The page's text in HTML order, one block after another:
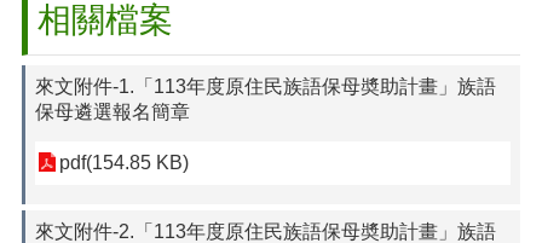
相關檔案
來文附件-1.「113年度原住民族語保母奬助計畫」族語
保母遴選報名簡章
pdf(154.85 KB)
來文附件-2.「113年度原住民族語保母奬助計畫」族語